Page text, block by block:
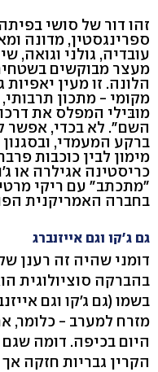
זהו דור של סושי
ספרינגסטין, מדונה
עובדיה, גולני וגואה,
מעצר מבוקשים
הלונה. זו מעין
מקומי - מתכון
מובּילי המפלס את
השם". לא בכדי, אפשר
ברקע המעמדי, ובסגנון
מימון לבין כוכבות
כריסטינה אגילרה או
"מתכתב" עם ריקי
בחברה האמריקנית
גם ג'קו וגם אייזנברג
דומני שהיה זה רענן
בהברקה סוציולוגית
בשמו (גם ג'קו וגם
מזרח למערב - כלומר,
היום בכיפה. דומה
הקרין גבריות חזקה